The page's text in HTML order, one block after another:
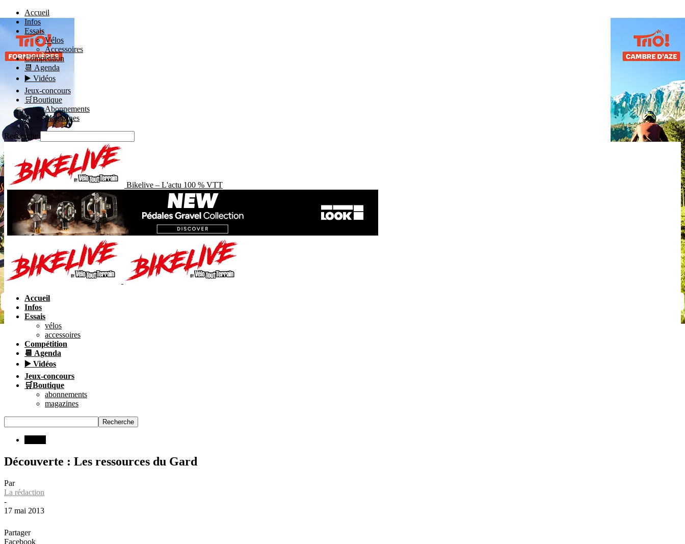
Accueil
Infos
Essais
Vélos
Accessoires
Compétition
📆 Agenda
▶️ Vidéos
Jeux-concours
🛒Boutique
Abonnements
Magazines
Recherche
Bikelive – L'actu 100 % VTT
Accueil
Infos
Essais
vélos
accessoires
Compétition
📆 Agenda
▶️ Vidéos
Jeux-concours
🛒Boutique
abonnements
magazines
Découverte : Les ressources du Gard
Par
La rédaction
-
17 mai 2013
Partager
Facebook